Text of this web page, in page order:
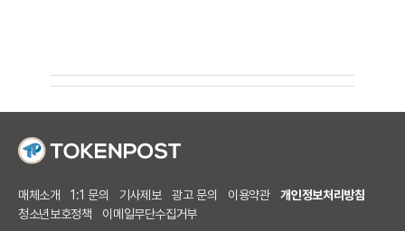
매체소개 1:1 문의 기사제보 광고 문의 이용약관
개인정보처리방침
청소년보호정책
이메일무단수집거부